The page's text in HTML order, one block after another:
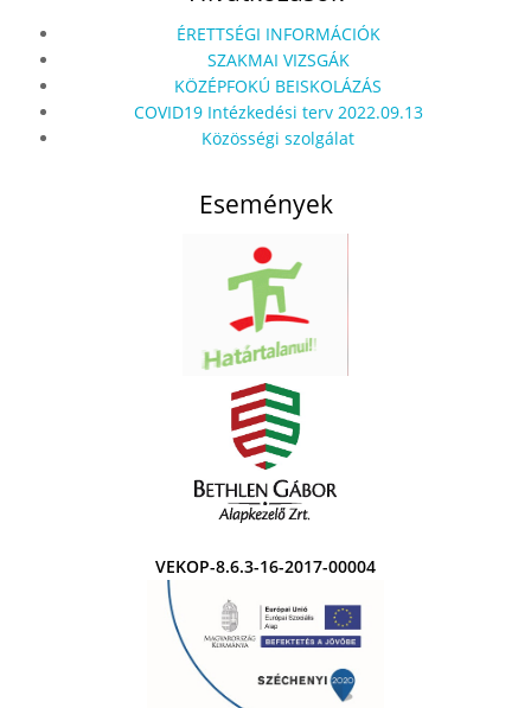
ÉRETTSÉGI INFORMÁCIÓK
SZAKMAI VIZSGÁK
KÖZÉPFOKÚ BEISKOLÁZÁS
COVID19 Intézkedési terv 2022.09.13
Közösségi szolgálat
Események
VEKOP-8.6.3-16-2017-00004